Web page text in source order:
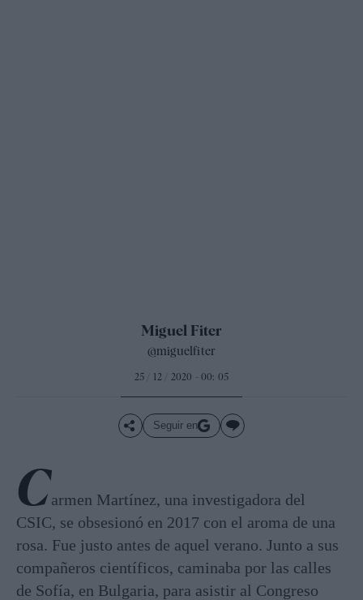
Miguel Fiter
@miguelfiter
25 / 12 / 2020 - 00: 05
Seguir en
Carmen Martínez, una investigadora del
CSIC, se obsesionó en 2017 con el aroma de una
rosa. Fue justo antes de aquel verano. Junto a sus
compañeros científicos, caminaba por las calles
de Sofía, en Bulgaria, para asistir al Congreso